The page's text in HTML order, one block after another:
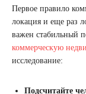
Первое правило
локация и еще раз
важен стабильный
коммерческую
исследование:
Подсчитайте